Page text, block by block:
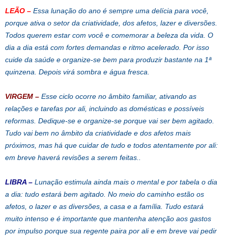
LEÃO – Essa lunação do ano é sempre uma delícia para você,
porque ativa o setor da criatividade, dos afetos, lazer e diversões.
Todos querem estar com você e comemorar a beleza da vida. O
dia a dia está com fortes demandas e ritmo acelerado. Por isso
cuide da saúde e organize-se bem para produzir bastante na 1ª
quinzena. Depois virá sombra e água fresca.
VIRGEM – Esse ciclo ocorre no âmbito familiar, ativando as
relações e tarefas por ali, incluindo as domésticas e possíveis
reformas. Dedique-se e organize-se porque vai ser bem agitado.
Tudo vai bem no âmbito da criatividade e dos afetos mais
próximos, mas há que cuidar de tudo e todos atentamente por ali:
em breve haverá revisões a serem feitas..
LIBRA – Lunação estimula ainda mais o mental e por tabela o dia
a dia: tudo estará bem agitado. No meio do caminho estão os
afetos, o lazer e as diversões, a casa e a família. Tudo estará
muito intenso e é importante que mantenha atenção aos gastos
por impulso porque sua regente paira por ali e em breve vai pedir